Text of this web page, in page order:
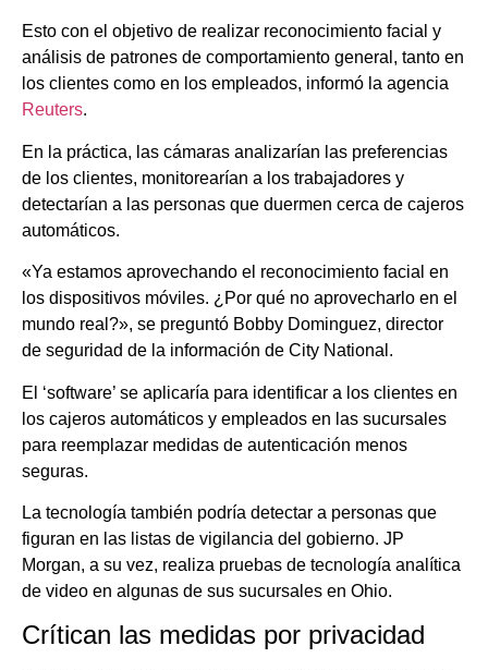
Esto con el objetivo de realizar reconocimiento facial y
análisis de patrones de comportamiento general, tanto en
los clientes como en los empleados, informó la agencia
Reuters.
En la práctica, las cámaras analizarían las preferencias
de los clientes, monitorearían a los trabajadores y
detectarían a las personas que duermen cerca de cajeros
automáticos.
«Ya estamos aprovechando el reconocimiento facial en
los dispositivos móviles. ¿Por qué no aprovecharlo en el
mundo real?», se preguntó Bobby Dominguez, director
de seguridad de la información de City National.
El ‘software’ se aplicaría para identificar a los clientes en
los cajeros automáticos y empleados en las sucursales
para reemplazar medidas de autenticación menos
seguras.
La tecnología también podría detectar a personas que
figuran en las listas de vigilancia del gobierno. JP
Morgan, a su vez, realiza pruebas de tecnología analítica
de video en algunas de sus sucursales en Ohio.
Crítican las medidas por privacidad